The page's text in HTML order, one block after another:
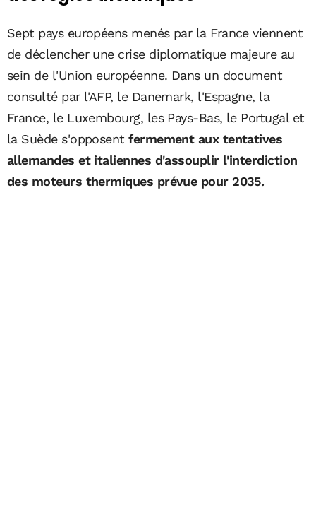
Sept pays européens menés par la France viennent
de déclencher une crise diplomatique majeure au
sein de l'Union européenne. Dans un document
consulté par l'AFP, le Danemark, l'Espagne, la
France, le Luxembourg, les Pays-Bas, le Portugal et
la Suède s'opposentfermement aux tentatives
allemandes et italiennes d'assouplir l'interdiction
des moteurs thermiques prévue pour 2035.